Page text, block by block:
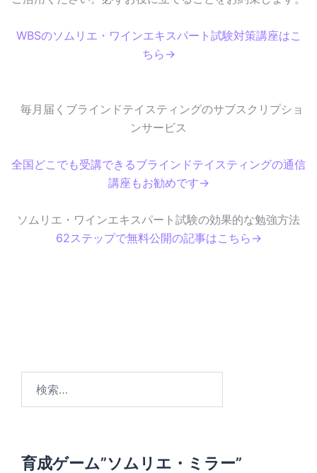
WBSのソムリエ・ワインエキスパート試験対策講座はこ
ちら→
毎月届くブラインドテイスティングのサブスクリプショ
ンサービス
全国どこでも受講できるブラインドテイスティングの通信
講座もお勧めです→
ソムリエ・ワインエキスパート試験の効果的な勉強方法
62ステップで無料公開の記事はこちら→
育成ゲーム”ソムリエ・ミラー”